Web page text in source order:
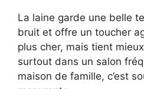
La laine garde une belle
bruit et offre un toucher
plus cher, mais tient
surtout dans un salon
maison de famille, c’est